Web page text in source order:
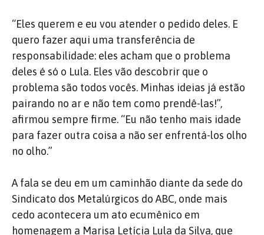
“Eles querem e eu vou atender o pedido deles. E
quero fazer aqui uma transferência de
responsabilidade: eles acham que o problema
deles é só o Lula. Eles vão descobrir que o
problema são todos vocês. Minhas ideias já estão
pairando no ar e não tem como prendê-las!”,
afirmou sempre firme. “Eu não tenho mais idade
para fazer outra coisa a não ser enfrentá-los olho
no olho.”
A fala se deu em um caminhão diante da sede do
Sindicato dos Metalúrgicos do ABC, onde mais
cedo acontecera um ato ecumênico em
homenagem a Marisa Letícia Lula da Silva, que